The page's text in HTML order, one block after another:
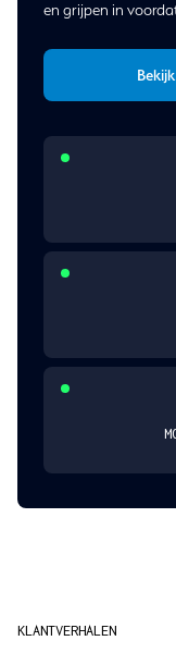
en grijpen in
KLANTVERHALEN